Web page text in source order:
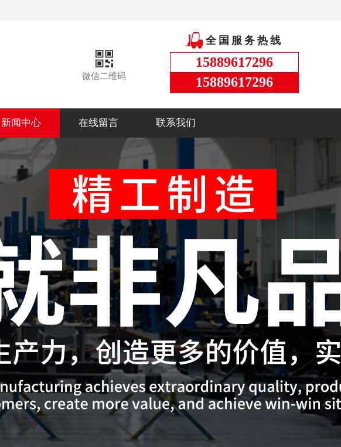
微信二维码
全国服务热线
15889617296
15889617296
新闻中心 在线留言 联系我们